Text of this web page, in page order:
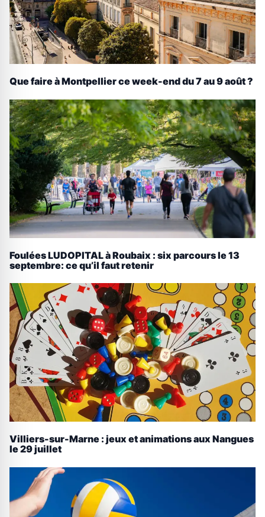
Que faire à Montpellier ce week-end du 7 au 9 août ?
Foulées LUDOPITAL à Roubaix : six parcours le 13
septembre: ce qu’il faut retenir
Villiers-sur-Marne : jeux et animations aux Nangues
le 29 juillet